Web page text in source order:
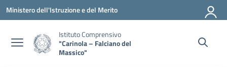
Vai ai contenuti
Vai al menu di navigazione
Vai al footer
Ministero dell'Istruzione e del Merito
Istituto Comprensivo
"Carinola – Falciano del
Massico"